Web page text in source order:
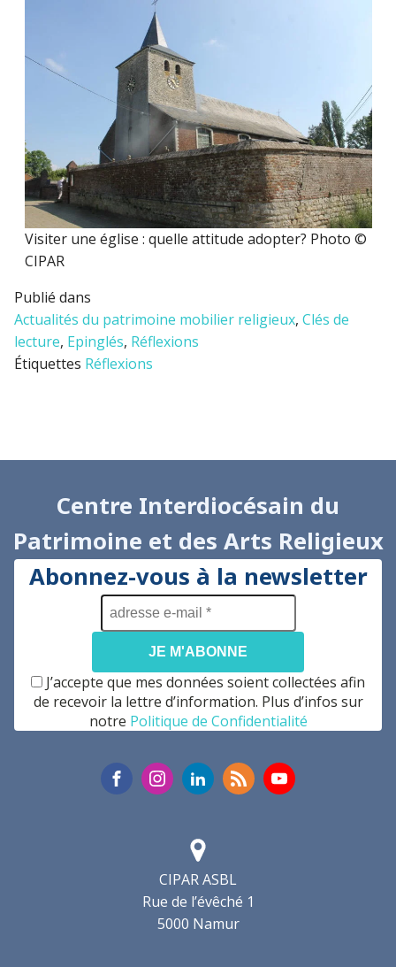
Visiter une église : quelle attitude adopter? Photo ©
CIPAR
Publié dans
Actualités du patrimoine mobilier religieux, Clés de
lecture, Epinglés, Réflexions
Étiquettes Réflexions
Centre Interdiocésain du
Patrimoine et des Arts Religieux
CIPAR ASBL
Rue de l’évêché 1
5000 Namur
Abonnez-vous à la newsletter
adresse
e-
mail
*
J’accepte que mes données soient collectées afin
de recevoir la lettre d’information. Plus d’infos sur
notre Politique de Confidentialité